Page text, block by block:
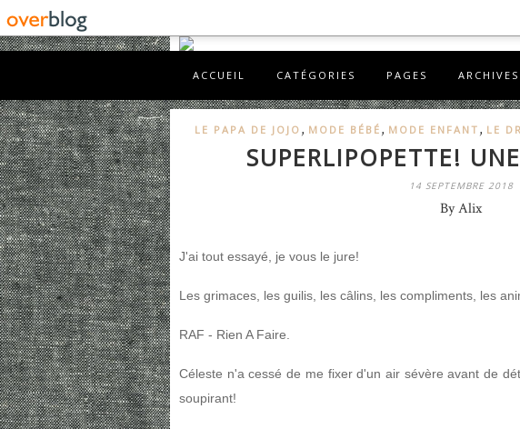
ACCUEIL CATÉGORIES PAGES ARCHIVES
LE PAPA DE JOJO , MODE BÉBÉ , MODE ENFANT , LE
SUPERLIPOPETTE!
14 SEPTEMBRE 2018
By Alix
J'ai tout essayé, je vous le jure!
Les grimaces, les guilis, les câlins, les compliments, les
RAF - Rien A Faire.
Céleste n'a cessé de me fixer d'un air sévère avant de
soupirant!